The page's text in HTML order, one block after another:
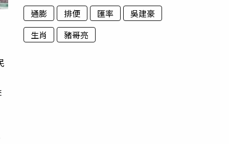
通膨 排便 匯率
吳建豪
生肖
豬哥亮